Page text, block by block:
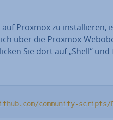
auf Proxmox zu in­stal­lie­ren,
über die Proxmox-
Sie dort auf „Shell“
community-scripts/